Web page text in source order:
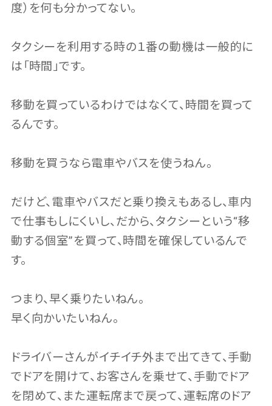
度）を何も分かってない。
タクシーを利用する時の１番の動機は一般的に
は「時間」です。
移動を買っているわけではなくて、時間を買って
るんです。
移動を買うなら電車やバスを使うねん。
だけど、電車やバスだと乗り換えもあるし、車内
で仕事もしにくいし、だから、タクシーという“移
動する個室”を買って、時間を確保しているんで
す。
つまり、早く乗りたいねん。
早く向かいたいねん。
ドライバーさんがイチイチ外まで出てきて、手動
でドアを開けて、お客さんを乗せて、手動でドア
を閉めて、また運転席まで戻って、運転席のドア